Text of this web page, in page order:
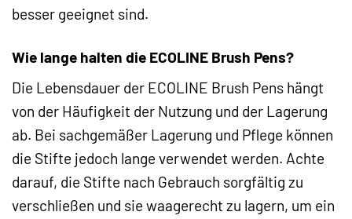
besser geeignet sind.
Wie lange halten die ECOLINE Brush Pens?
Die Lebensdauer der ECOLINE Brush Pens hängt
von der Häufigkeit der Nutzung und der Lagerung
ab. Bei sachgemäßer Lagerung und Pflege können
die Stifte jedoch lange verwendet werden. Achte
darauf, die Stifte nach Gebrauch sorgfältig zu
verschließen und sie waagerecht zu lagern, um ein